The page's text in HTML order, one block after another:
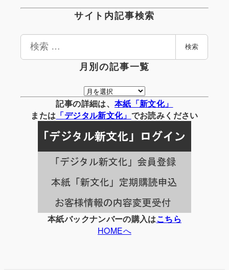
サイト内記事検索
検
検索
月別の記事一覧
月
別
の
事
一
覧
記事の詳細は、 本紙「新文化」
または 「デジタル新文化」 でお読みください
本紙バックナンバーの購入はこちら
HOMEへ